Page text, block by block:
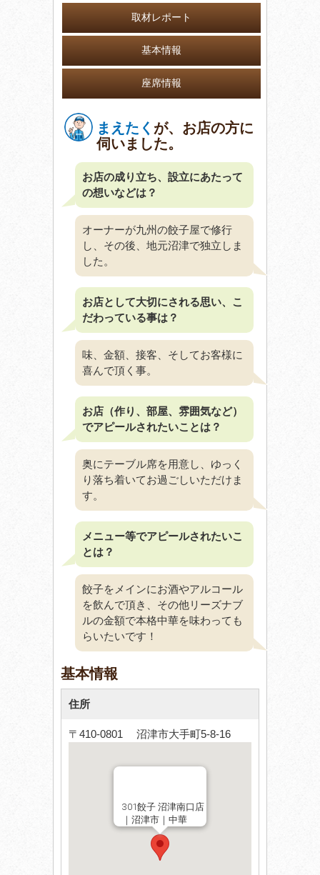
取材レポート
基本情報
座席情報
まえたく が、お店の方に
伺いました。
お店の成り立ち、設立にあたって
の想いなどは？
オーナーが九州の餃子屋で修行
し、その後、地元沼津で独立しま
した。
お店として大切にされる思い、こ
だわっている事は？
味、金額、接客、そしてお客様に
喜んで頂く事。
お店（作り、部屋、雰囲気など）
でアピールされたいことは？
奥にテーブル席を用意し、ゆっく
り落ち着いてお過ごしいただけま
す。
メニュー等でアピールされたいこ
とは？
餃子をメインにお酒やアルコール
を飲んで頂き、その他リーズナブ
ルの金額で本格中華を味わっても
らいたいです！
基本情報
住所
〒410-0801 沼津市大手町5-8-16
301餃子 沼津南口店
｜沼津市｜中華